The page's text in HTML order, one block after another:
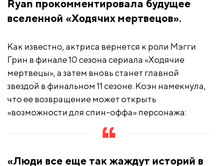
Ryan прокомментировала будущее
вселенной «Ходячих мертвецов».
Как известно, актриса вернется к роли Мэгги
Грин в финале 10 сезона сериала «Ходячие
мертвецы», а затем вновь станет главной
звездой в финальном 11 сезоне. Коэн намекнула,
что ее возвращение может открыть
«возможности для спин-оффа» персонажа:
«Люди все еще так жаждут историй в